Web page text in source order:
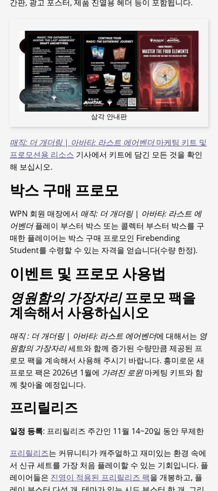
간판, 광고 포스터, 제품 진열용 헤더 등이 포함됩니다.
삼각 안내판
매직: 더 개더링| 아바타: 라스트 에어벤더마케팅 키트 및
프로모션용 리소스 기사에서 키트에 담긴 모든 것을 확인
해 보십시오.
박스 구매 프로모
WPN 회원 매장에서 매직: 더 개더링| 아바타: 라스트 에
어벤더플레이 부스터 박스 또는 콜렉터 부스터 박스를 구
매한 플레이어는 박스 구매 프로모인 Firebending
Student를 수령할 수 있는 자격을 얻습니다(수량 한정).
이벤트 및 프로모 사용법
영원함의 가장자리프로모 팩을
계속해서 사용하십시오
매직 : 더 개더링| 아바타: 라스트 에어벤더에 대해서는 영
원함의 가장자리세트와 함께 증가된 수량만큼 제공된 프
로모 팩을 계속해서 사용해 주시기 바랍니다. 흥미로운 새
프로모 팩은 2026년 1월에 가려진 로윈마케팅 키트와 함
께 찾아올 예정입니다.
프리릴리즈
일정 등록: 프리릴리즈 주간인 11월 14~20일 동안 무제한
프리릴리즈는 커뮤니티가 캐주얼하고 재미있는 환경 속에
서 신규 세트를 가장 처음 플레이할 수 있는 기회입니다. 플
레이어들은 진영이 적용된 프리릴리즈 팩을 개봉하고, 플